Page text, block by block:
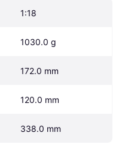
1:18
1030.0 g
172.0 mm
120.0 mm
338.0 mm